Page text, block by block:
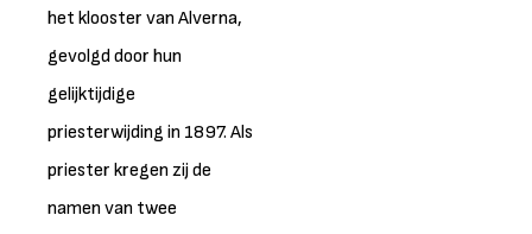
het klooster van Alverna,
gevolgd door hun
gelijktijdige
priesterwijding in 1897. Als
priester kregen zij de
namen van twee